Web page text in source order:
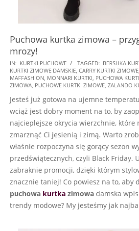
Puchowa kurtka zimowa –
mrozy!
2025-
10-
01
IN: KURTKI PUCHOWE TAGGED: BERSHKA
KURTKI ZIMOWE DAMSKIE, CARRY KURTKI ZIMOWE,
MAFFASHION, MONNARI KURTKI, PUCHOWA
ZIMOWA, PUCHOWE KURTKI ZIMOWE, ZALANDO
Jesteś już gotowa na ujemne
wciąż jest dobry moment na to, by
najcieplejsze okrycia wierzchnie, które
zmarznąć Ci jesienią i zimą. Warto
właśnie rozpoczyna się gorący sezon
przedświątecznych, czyli Black Friday.
zabraknie promocji, dzięki którym
znacznie taniej! Co powiesz na to, aby
puchowa kurtka zimowa damska
trendy modowe? My jesteśmy jak